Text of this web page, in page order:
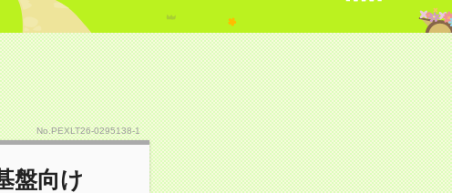
No.PEXLT26-0295138-1
盤向け